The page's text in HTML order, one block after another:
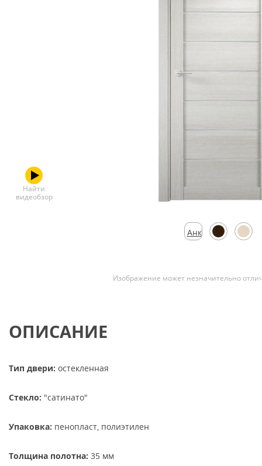
Найти
видеобзор
Анкор
Изображение может незначительно
ОПИСАНИЕ
Тип двери: остекленная
Стекло: "сатинато"
Упаковка: пенопласт, полиэтилен
Толщина полотна: 35 мм